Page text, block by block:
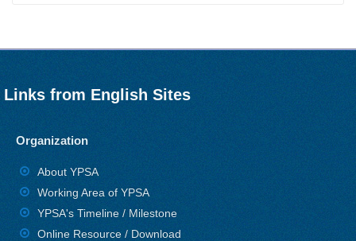
Links from English Sites
Organization
About YPSA
Working Area of YPSA
YPSA's Timeline / Milestone
Online Resource / Download